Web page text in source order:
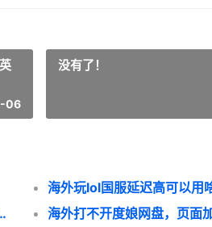
06
没有了！
大利亚哪个国家好些呢?